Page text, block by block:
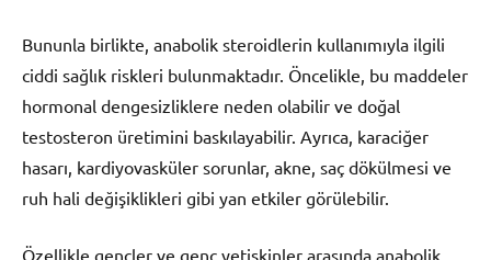
Bununla birlikte, anabolik steroidlerin kullanımıyla ilgili
ciddi sağlık riskleri bulunmaktadır. Öncelikle, bu maddeler
hormonal dengesizliklere neden olabilir ve doğal
testosteron üretimini baskılayabilir. Ayrıca, karaciğer
hasarı, kardiyovasküler sorunlar, akne, saç dökülmesi ve
ruh hali değişiklikleri gibi yan etkiler görülebilir.
Özellikle gençler ve genç yetişkinler arasında anabolik